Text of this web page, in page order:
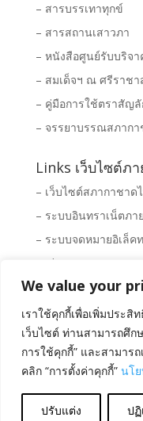
We value your
เราใช้คุกกี้เพื่อเพิ่มประ
เว็บไซต์ ท่านสามารถศึก
การใช้คุกกี้” และสามาร
คลิก “การตั้งค่าคุกกี้” นโ
ปรับแต่ง ปฏิ
– สารบรรเทาทุกข์
– สารสถานเสาวภา
– หนังสือศูนย์รับบริจา
– สมเด็จฯ ณ ศรีราชา
– คู่มือการใช้ตราสัญ
– จรรยาบรรณสภากา
Links เว็บไซต์ภ
– เว็บไซต์สภากาชาด
– ระบบอินทราเน็ตภา
– ระบบจดหมายอิเล็ค
– Clipping News
– ระบบจัดซื้อ – จัดจ้า
– พิพิธภัณฑ์สภากาชา
ข้อมูลส่วนบุคคล
|